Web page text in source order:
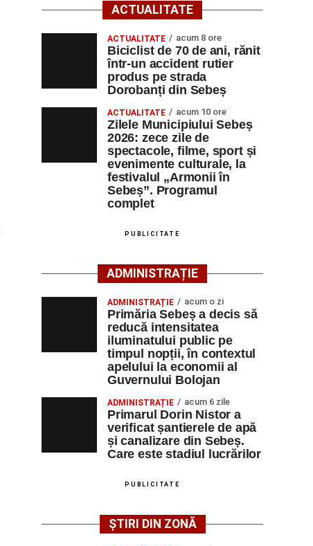
ACTUALITATE
ACTUALITATE acum 8 ore
Biciclist de 70 de ani, rănit
într-un accident rutier
produs pe strada
Dorobanți din Sebeș
ACTUALITATE acum 10 ore
Zilele Municipiului Sebeș
2026: zece zile de
spectacole, filme, sport și
evenimente culturale, la
festivalul „Armonii în
Sebeș”. Programul
complet
PUBLICITATE
ADMINISTRAȚIE
ADMINISTRAȚIE acum o zi
Primăria Sebeș a decis să
reducă intensitatea
iluminatului public pe
timpul nopții, în contextul
apelului la economii al
Guvernului Bolojan
ADMINISTRAȚIE acum 6 zile
Primarul Dorin Nistor a
verificat șantierele de apă
și canalizare din Sebeș.
Care este stadiul lucrărilor
PUBLICITATE
ȘTIRI DIN ZONĂ